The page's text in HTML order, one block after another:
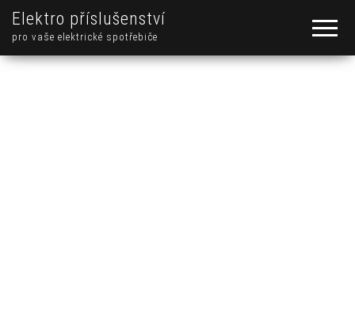
Elektro příslušenství
pro vaše elektrické spotřebiče